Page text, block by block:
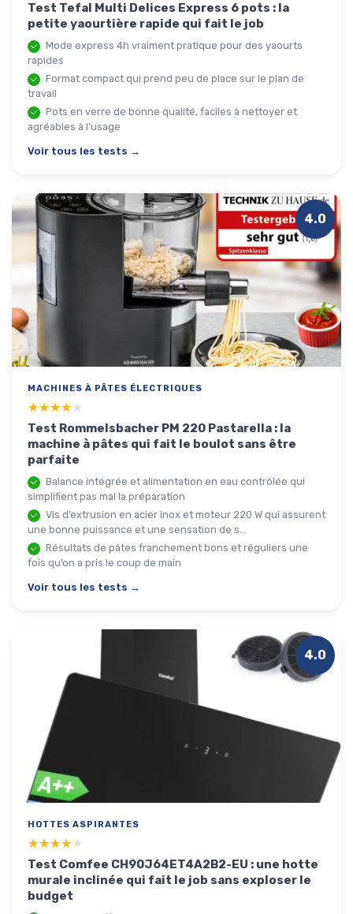
Test Tefal Multi Delices Express 6 pots : la
petite yaourtière rapide qui fait le job
Mode express 4h vraiment pratique pour des yaourts
rapides
Format compact qui prend peu de place sur le plan de
travail
Pots en verre de bonne qualité, faciles à nettoyer et
agréables à l’usage
Voir tous les tests →
4.0
MACHINES À PÂTES ÉLECTRIQUES
★★★★★
★★★★★
Test Rommelsbacher PM 220 Pastarella : la
machine à pâtes qui fait le boulot sans être
parfaite
Balance intégrée et alimentation en eau contrôlée qui
simplifient pas mal la préparation
Vis d’extrusion en acier inox et moteur 220 W qui assurent
une bonne puissance et une sensation de s...
Résultats de pâtes franchement bons et réguliers une
fois qu’on a pris le coup de main
Voir tous les tests →
4.0
HOTTES ASPIRANTES
★★★★★
★★★★★
Test Comfee CH90J64ET4A2B2-EU : une hotte
murale inclinée qui fait le job sans exploser le
budget